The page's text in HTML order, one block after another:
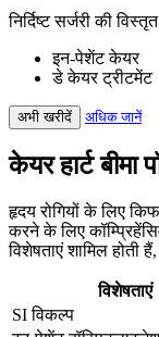
निर्दिष्ट सर्जरी की
इन-पेशेंट केयर
डे केयर ट्रीटमेंट
अभी खरीदें अधिक जानें
केयर हार्ट बीमा
हृदय रोगियों के लिए
करने के लिए
विशेषताएं शामिल होती
विशेषताएं
SI विकल्प